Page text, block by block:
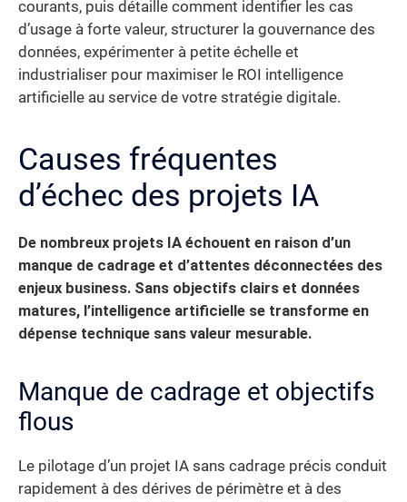
courants, puis détaille comment identifier les cas
d’usage à forte valeur, structurer la gouvernance des
données, expérimenter à petite échelle et
industrialiser pour maximiser le ROI intelligence
artificielle au service de votre stratégie digitale.
Causes fréquentes
d’échec des projets IA
De nombreux projets IA échouent en raison d’un
manque de cadrage et d’attentes déconnectées des
enjeux business. Sans objectifs clairs et données
matures, l’intelligence artificielle se transforme en
dépense technique sans valeur mesurable.
Manque de cadrage et objectifs
flous
Le pilotage d’un projet IA sans cadrage précis conduit
rapidement à des dérives de périmètre et à des